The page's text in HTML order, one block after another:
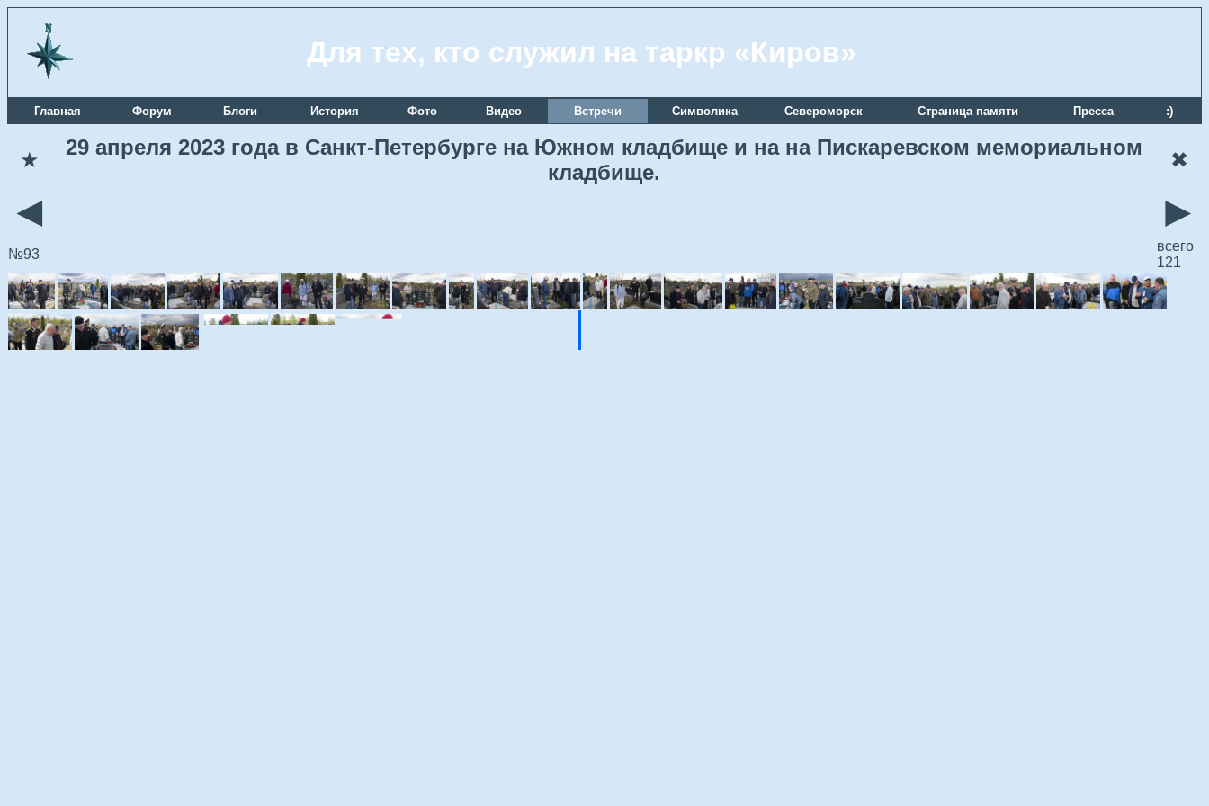
Для тех, кто служил на таркр «Киров»
Главная Форум Блоги История Фото Видео Встречи Символика Североморск Страница памяти Пресса :)
★
29 апреля 2023 года в Санкт-Петербурге на Южном кладбище и на на Пискаревском мемориальном
кладбище.
✖
◄ ►
№93
всего
121